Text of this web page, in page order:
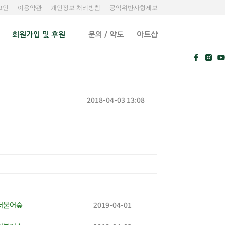
인 이용약관 개인정보 처리방침 공익위반사항제보
회원가입 및 후원 문의 / 약도 아트샵
2018-04-03 13:08
불어숲 2019-04-01